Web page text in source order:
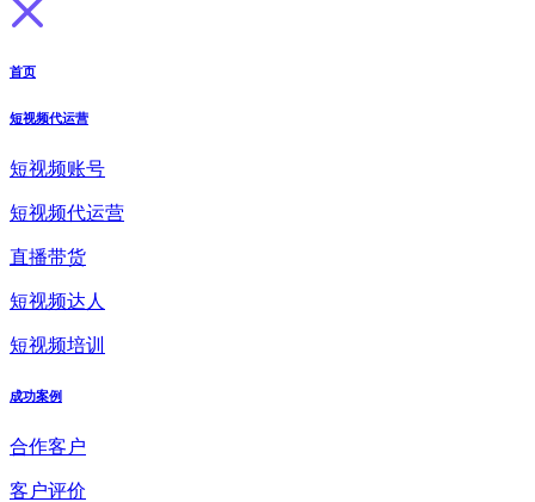
首页
短视频代运营
短视频账号
短视频代运营
直播带货
短视频达人
短视频培训
成功案例
合作客户
客户评价